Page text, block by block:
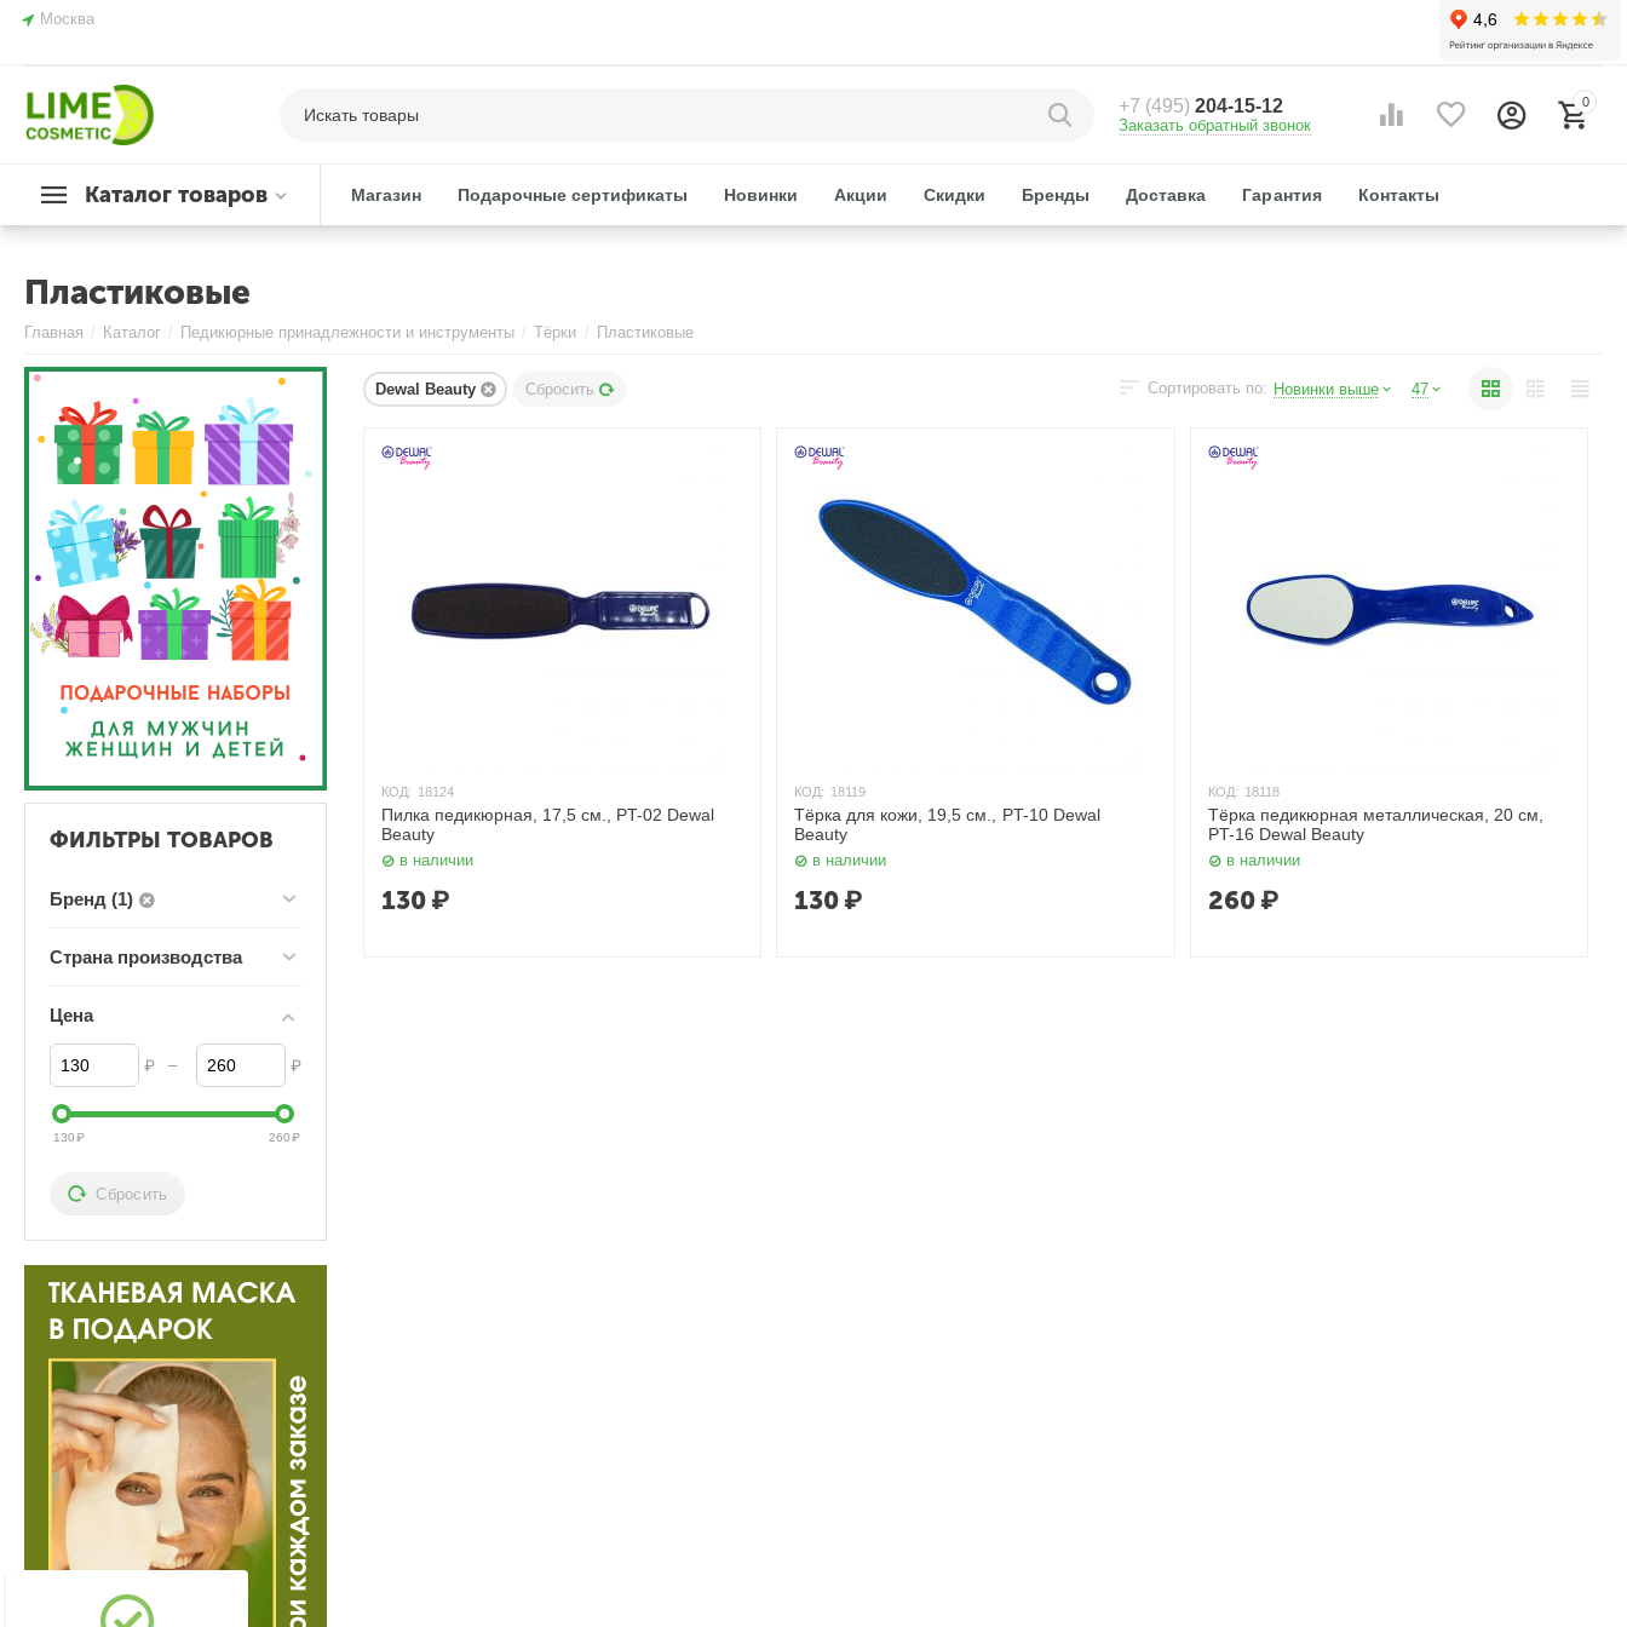
Москва
+7 (495)204-15-12
Заказать обратный звонок
0
Каталог товаров Магазин Подарочные сертификаты Новинки Акции Скидки Бренды Доставка Гарантия Контакты
Пластиковые
Главная / Каталог / Педикюрные принадлежности и инструменты / Тёрки / Пластиковые
Dewal Beauty Сбросить Сортировать по: Новинки выше 47
КОД: 18124
Пилка педикюрная, 17,5 см., PT-02 Dewal
Beauty
в наличии
130 ₽
КОД: 18119
Тёрка для кожи, 19,5 см., PT-10 Dewal
Beauty
в наличии
130 ₽
КОД: 18118
Тёрка педикюрная металлическая, 20 см,
PT-16 Dewal Beauty
в наличии
260 ₽
ФИЛЬТРЫ ТОВАРОВ
Бренд (1)
Страна производства
Цена
₽ – ₽
130₽ 260₽
Сбросить